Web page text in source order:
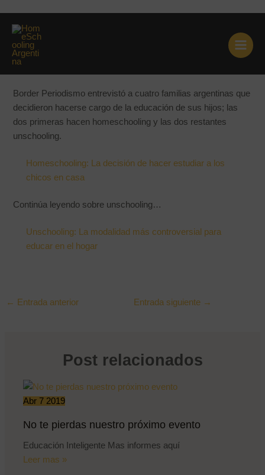
contenido
Cuatro familias argentinas que
educan en casa
Border Periodismo entrevistó a cuatro familias argentinas que
decidieron hacerse cargo de la educación de sus hijos; las
dos primeras hacen homeschooling y las dos restantes
unschooling.
Homeschooling: La decisión de hacer estudiar a los
chicos en casa
Continúa leyendo sobre unschooling…
Unschooling: La modalidad más controversial para
educar en el hogar
← Entrada anterior Entrada siguiente →
Post relacionados
Abr 7 2019
No te pierdas nuestro próximo evento
Educación Inteligente Mas informes aquí
Leer mas »